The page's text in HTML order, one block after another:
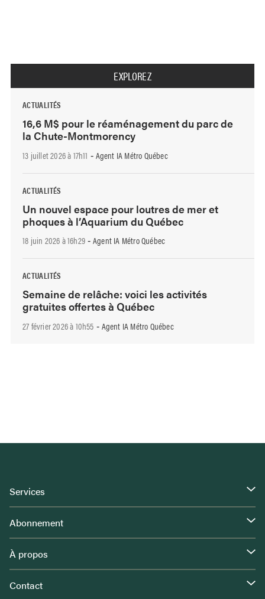
EXPLOREZ
ACTUALITÉS
16,6 M$ pour le réaménagement du parc de
la Chute-Montmorency
13 juillet 2026 à 17h11 - Agent IA Métro Québec
ACTUALITÉS
Un nouvel espace pour loutres de mer et
phoques à l’Aquarium du Québec
18 juin 2026 à 16h29 - Agent IA Métro Québec
ACTUALITÉS
Semaine de relâche: voici les activités
gratuites offertes à Québec
27 février 2026 à 10h55 - Agent IA Métro Québec
Services
Abonnement
À propos
Contact